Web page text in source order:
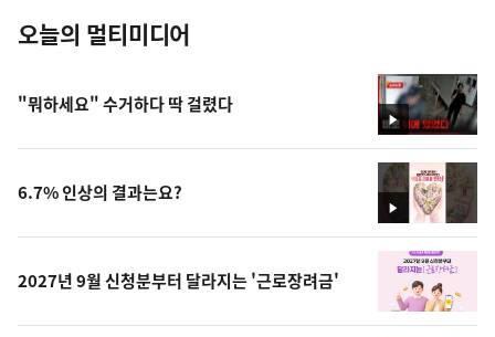
오늘의 멀티미디어
영
상
"뭐하세요" 수거하다 딱 걸렸다
영
상
6.7% 인상의 결과는요?
2027년 9월 신청분부터 달라지는 '근로장려금'